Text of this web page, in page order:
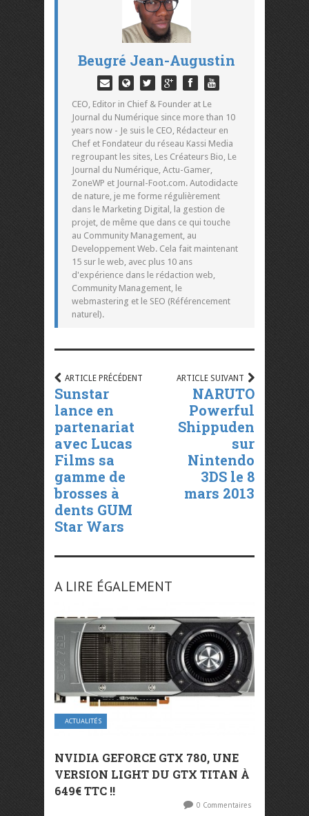
Beugré Jean-Augustin
CEO, Editor in Chief & Founder at Le
Journal du Numérique since more than 10
years now - Je suis le CEO, Rédacteur en
Chef et Fondateur du réseau Kassi Media
regroupant les sites, Les Créateurs Bio, Le
Journal du Numérique, Actu-Gamer,
ZoneWP et Journal-Foot.com. Autodidacte
de nature, je me forme régulièrement
dans le Marketing Digital, la gestion de
projet, de même que dans ce qui touche
au Community Management, au
Developpement Web. Cela fait maintenant
15 sur le web, avec plus 10 ans
d'expérience dans le rédaction web,
Community Management, le
webmastering et le SEO (Référencement
naturel).
ARTICLE PRÉCÉDENT
Sunstar
lance en
partenariat
avec Lucas
Films sa
gamme de
brosses à
dents GUM
Star Wars
ARTICLE SUIVANT
NARUTO
Powerful
Shippuden
sur
Nintendo
3DS le 8
mars 2013
A LIRE ÉGALEMENT
ACTUALITÉS
NVIDIA GEFORCE GTX 780, UNE
VERSION LIGHT DU GTX TITAN À
649€ TTC !!
0 Commentaires